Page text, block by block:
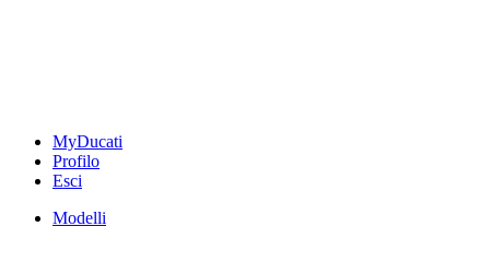
MyDucati
Profilo
Esci
Modelli